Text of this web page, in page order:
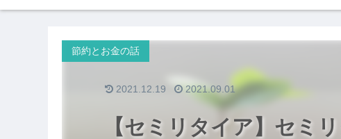
【セミリタイア】セミ
節約とお金の話
2021.12.19 2021.09.01